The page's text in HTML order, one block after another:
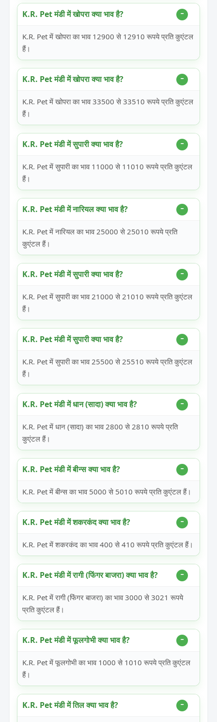
K.R. Pet मंडी में खोपरा क्या भाव है?
K.R. Pet में खोपरा का भाव 12900 से 12910 रूपये प्रति कुएंटल
हैं।
K.R. Pet मंडी में खोपरा क्या भाव है?
K.R. Pet में खोपरा का भाव 33500 से 33510 रूपये प्रति कुएंटल
हैं।
K.R. Pet मंडी में सुपारी क्या भाव है?
K.R. Pet में सुपारी का भाव 11000 से 11010 रूपये प्रति कुएंटल
हैं।
K.R. Pet मंडी में नारियल क्या भाव है?
K.R. Pet में नारियल का भाव 25000 से 25010 रूपये प्रति
कुएंटल हैं।
K.R. Pet मंडी में सुपारी क्या भाव है?
K.R. Pet में सुपारी का भाव 21000 से 21010 रूपये प्रति कुएंटल
हैं।
K.R. Pet मंडी में सुपारी क्या भाव है?
K.R. Pet में सुपारी का भाव 25500 से 25510 रूपये प्रति कुएंटल
हैं।
K.R. Pet मंडी में धान (सादा) क्या भाव है?
K.R. Pet में धान (सादा) का भाव 2800 से 2810 रूपये प्रति
कुएंटल हैं।
K.R. Pet मंडी में बीन्स क्या भाव है?
K.R. Pet में बीन्स का भाव 5000 से 5010 रूपये प्रति कुएंटल हैं।
K.R. Pet मंडी में शकरकंद क्या भाव है?
K.R. Pet में शकरकंद का भाव 400 से 410 रूपये प्रति कुएंटल हैं।
K.R. Pet मंडी में रागी (फिंगर बाजरा) क्या भाव है?
K.R. Pet में रागी (फिंगर बाजरा) का भाव 3000 से 3021 रूपये
प्रति कुएंटल हैं।
K.R. Pet मंडी में फूलगोभी क्या भाव है?
K.R. Pet में फूलगोभी का भाव 1000 से 1010 रूपये प्रति कुएंटल
हैं।
K.R. Pet मंडी में तिल क्या भाव है?